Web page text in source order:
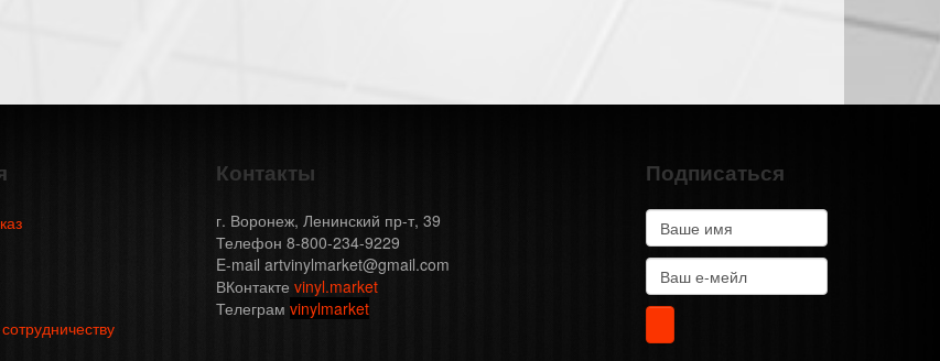
Контакты
г. Воронеж, Ленинский пр-т, 39
Телефон 8-800-234-9229
E-mail artvinylmarket@gmail.com
ВКонтакте vinyl.market
Телеграм vinylmarket
Подписаться